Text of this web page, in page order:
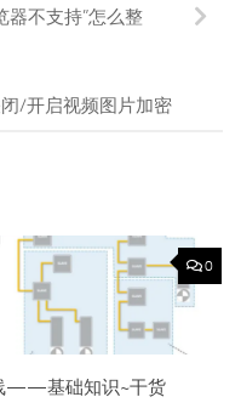
器不支持”怎么整
/开启视频图片加密
0
——基础知识~干货